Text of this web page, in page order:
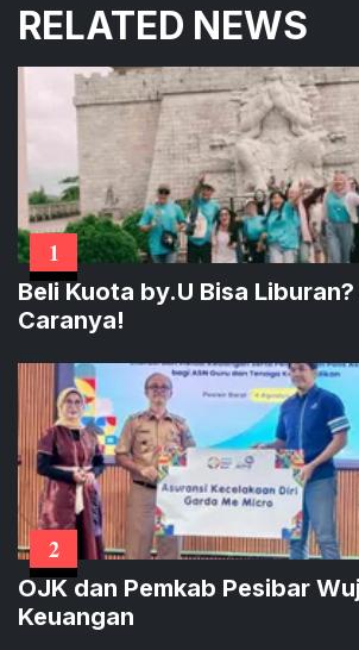
RELATED NEWS
1
Beli Kuota by.U Bisa Liburan?
Caranya!
2
OJK dan Pemkab Pesibar
Keuangan